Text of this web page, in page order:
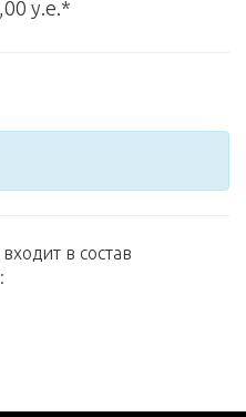
у.е.*
в состав